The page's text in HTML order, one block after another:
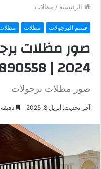
الرئيسية / مظلات
قسم البرجولات مظلات
صور مظلات
2024 | 0500890558
صور مظلات برجولات
آخر تحديث: أبريل 8, 2025